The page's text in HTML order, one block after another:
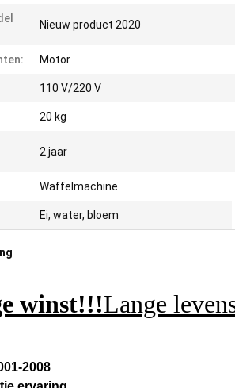
Nieuw product 2020
Motor
110 V/220 V
20 kg
2 jaar
Waffelmachine
Ei, water, bloem
winst!!!Lange
2008